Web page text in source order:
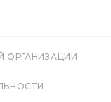
ОРГАНИЗАЦИИ